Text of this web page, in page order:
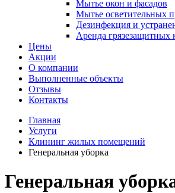
Мытье окон и фасадов
Мытье осветительных
Дезинфекция и
Аренда грязезащитных
Цены
Акции
О компании
Выполненные объекты
Отзывы
Контакты
Главная
Услуги
Клининг жилых помещений
Генеральная уборка
Генеральная